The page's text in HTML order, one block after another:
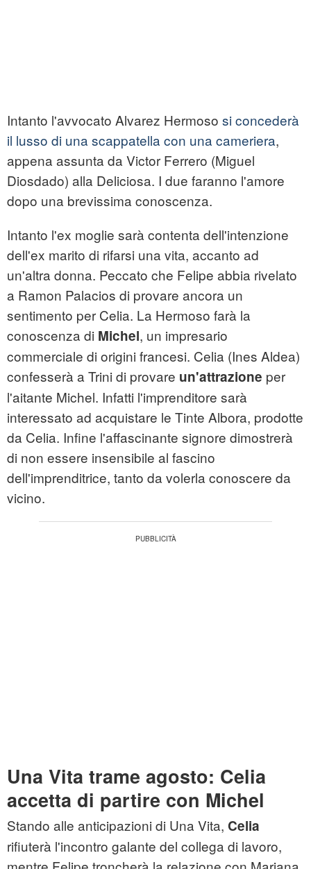
Intanto l'avvocato Alvarez Hermoso si concederà
il lusso di una scappatella con una cameriera,
appena assunta da Victor Ferrero (Miguel
Diosdado) alla Deliciosa. I due faranno l'amore
dopo una brevissima conoscenza.
Intanto l'ex moglie sarà contenta dell'intenzione
dell'ex marito di rifarsi una vita, accanto ad
un'altra donna. Peccato che Felipe abbia rivelato
a Ramon Palacios di provare ancora un
sentimento per Celia. La Hermoso farà la
conoscenza di Michel, un impresario
commerciale di origini francesi. Celia (Ines Aldea)
confesserà a Trini di provare un'attrazione per
l'aitante Michel. Infatti l'imprenditore sarà
interessato ad acquistare le Tinte Albora, prodotte
da Celia. Infine l'affascinante signore dimostrerà
di non essere insensibile al fascino
dell'imprenditrice, tanto da volerla conoscere da
vicino.
Una Vita trame agosto: Celia
accetta di partire con Michel
Stando alle anticipazioni di Una Vita, Celia
rifiuterà l'incontro galante del collega di lavoro,